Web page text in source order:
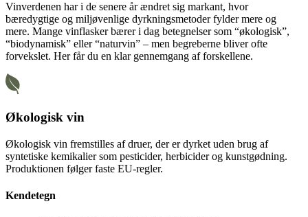
Vinverdenen har i de senere år ændret sig markant, hvor
bæredygtige og miljøvenlige dyrkningsmetoder fylder mere og
mere. Mange vinflasker bærer i dag betegnelser som “økologisk”,
“biodynamisk” eller“naturvin” – men begreberne bliver ofte
forvekslet. Her får du en klar gennemgang af forskellene.
Økologisk vin
Økologisk vin fremstilles af druer, der er dyrket uden brug af
syntetiske kemikalier som pesticider, herbicider og kunstgødning.
Produktionen følger faste EU-regler.
Kendetegn